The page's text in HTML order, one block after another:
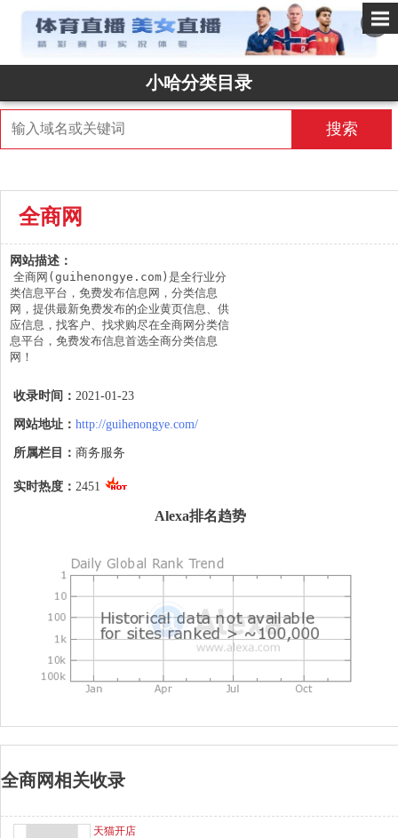
✕
小哈分类目录
搜索
全商网
网站描述：
全商网(guihenongye.com)是全行业分
类信息平台，免费发布信息网，分类信息
网，提供最新免费发布的企业黄页信息、供
应信息，找客户、找求购尽在全商网分类信
息平台，免费发布信息首选全商分类信息
网！
收录时间： 2021-01-23
网站地址： http://guihenongye.com/
所属栏目： 商务服务
实时热度： 2451
Alexa排名趋势
全商网相关收录
天猫开店